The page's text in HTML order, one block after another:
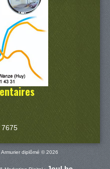
7675
diplômé © 2026